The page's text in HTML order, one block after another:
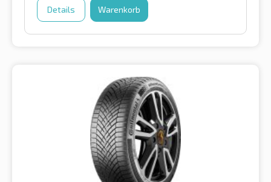
Details Warenkorb